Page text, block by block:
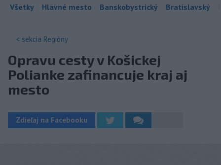
Všetky Hlavné mesto Banskobystrický Bratislavský
< sekcia Regióny
Opravu cesty v Košickej
Polianke zafinancuje kraj aj
mesto
Zdieľaj na Facebooku